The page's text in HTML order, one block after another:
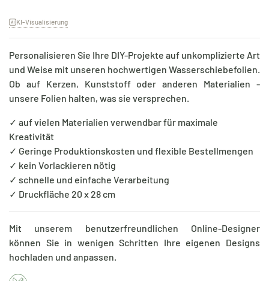
KI-Visualisierung
Personalisieren Sie Ihre DIY-Projekte auf unkomplizierte Art
und Weise mit unseren hochwertigen Wasserschiebefolien.
Ob auf Kerzen, Kunststoff oder anderen Materialien -
unsere Folien halten, was sie versprechen.
✓ auf vielen Materialien verwendbar für maximale
Kreativität
✓ Geringe Produktionskosten und flexible Bestellmengen
✓ kein Vorlackieren nötig
✓ schnelle und einfache Verarbeitung
✓ Druckfläche 20 x 28 cm
Mit unserem benutzerfreundlichen Online-Designer
können Sie in wenigen Schritten Ihre eigenen Designs
hochladen und anpassen.